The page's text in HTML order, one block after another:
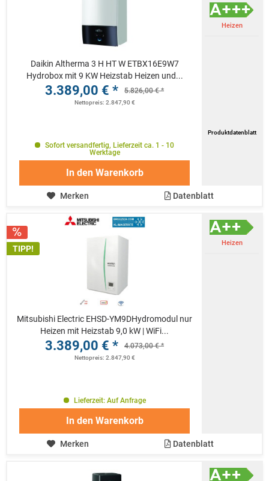
Daikin Altherma 3 H HT W ETBX16E9W7
Hydrobox mit 9 KW Heizstab Heizen und...
3.389,00 € * 5.826,00 € *
Nettopreis: 2.847,90 €
Heizen
Produktdatenblatt
Sofort versandfertig, Lieferzeit ca. 1 - 10
Werktage
In den Warenkorb
Merken Datenblatt
TIPP!
Mitsubishi Electric EHSD-YM9DHydromodul nur
Heizen mit Heizstab 9,0 kW | WiFi...
3.389,00 € * 4.073,00 € *
Nettopreis: 2.847,90 €
Heizen
Lieferzeit: Auf Anfrage
In den Warenkorb
Merken Datenblatt